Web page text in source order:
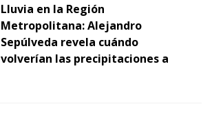
Lluvia en la Región
Metropolitana: Alejandro
Sepúlveda revela cuándo
volverían las precipitaciones a